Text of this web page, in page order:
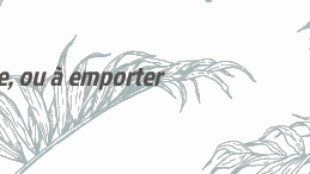
ou à emporter